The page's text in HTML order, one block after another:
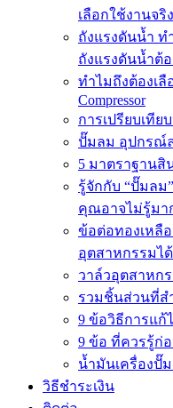
เลือกใช้งานจริง
ถังแรงดันน้ำ ท
ถังแรงดันน้ำต้
ทำไมถึงต้องเลื
Compressor
การเปรียบเที
ปั๊มลม อุปกรณ์
5 มาตราฐานสิ
รู้จักกับ “ปั๊มลม
คุณอาจไม่รู้มา
ข้อต่อทองเหลื
อุตสาหกรรมไ
วาล์วอุตสาหกร
รวมชิ้นส่วนที่ส
9 ข้อวิธีการแก้
9 ข้อ ที่ควรรู้ก่
น้ำมันเครื่องปั๊
วิธีชำระเงิน